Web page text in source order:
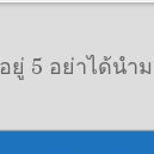
5 อย่าได้นำม